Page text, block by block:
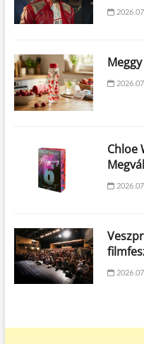
Chloe